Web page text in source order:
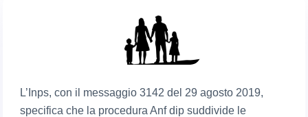
L’Inps, con il messaggio 3142 del 29 agosto 2019,
specifica che la procedura Anf dip suddivide le